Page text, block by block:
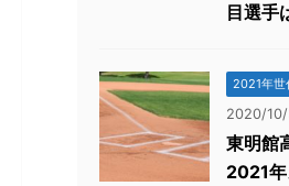
目選手
2021年世
2020/10/
東明館
2021